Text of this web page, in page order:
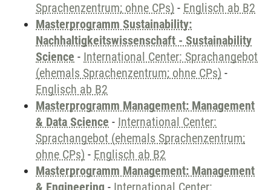
Sprachenzentrum; ohne CPs) - Englisch ab B2
Masterprogramm Sustainability:
Nachhaltigkeitswissenschaft - Sustainability
Science - International Center: Sprachangebot
(ehemals Sprachenzentrum; ohne CPs) -
Englisch ab B2
Masterprogramm Management: Management
& Data Science - International Center:
Sprachangebot (ehemals Sprachenzentrum;
ohne CPs) - Englisch ab B2
Masterprogramm Management: Management
& Engineering - International Center: